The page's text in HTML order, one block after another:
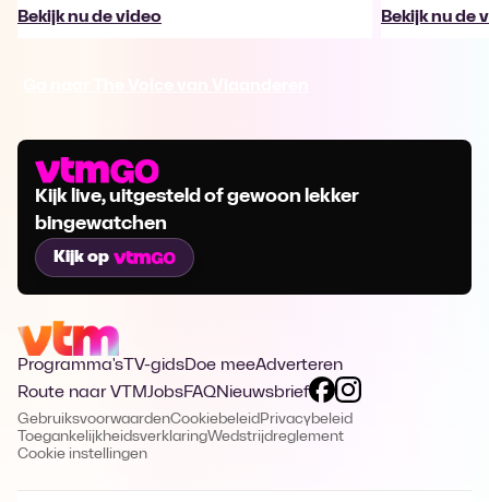
Bekijk nu de video Bekijk nu de
Kijk live, uitgesteld of gewoon lekker
bingewatchen
Kijk op
Programma's TV-gidsDoe meeAdverteren
Route naar VTMJobsFAQNieuwsbrief
GebruiksvoorwaardenCookiebeleid Privacybeleid
ToegankelijkheidsverklaringWedstrijdreglement
Cookie instellingen